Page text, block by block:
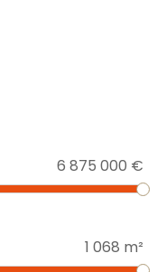
6 875 000 €
1 068 m²